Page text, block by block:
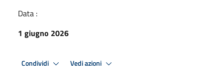
Data :
1 giugno 2026
Condividi Vedi azioni